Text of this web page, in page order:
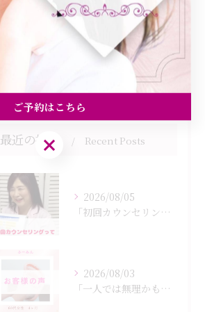
美容エステ
最近の投稿 Recent Posts
2026/08/05
「初回カウンセリングでは何をするの？」
2026/08/03
「一人では無理かも…」
ご予約はこちら
ご予約はこちら